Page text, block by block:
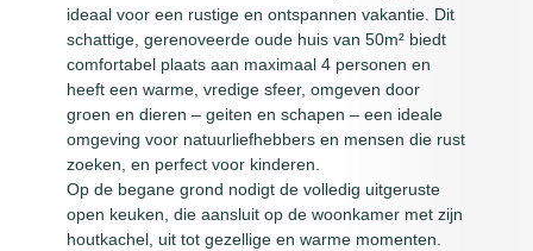
ideaal voor een rustige en ontspannen vakantie. Dit
schattige, gerenoveerde oude huis van 50m² biedt
comfortabel plaats aan maximaal 4 personen en
heeft een warme, vredige sfeer, omgeven door
groen en dieren – geiten en schapen – een ideale
omgeving voor natuurliefhebbers en mensen die rust
zoeken, en perfect voor kinderen.
Op de begane grond nodigt de volledig uitgeruste
open keuken, die aansluit op de woonkamer met zijn
houtkachel, uit tot gezellige en warme momenten.